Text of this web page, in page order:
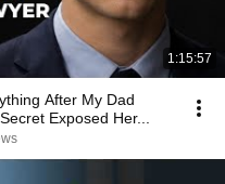
1:15:57
After My Dad
Exposed Her...